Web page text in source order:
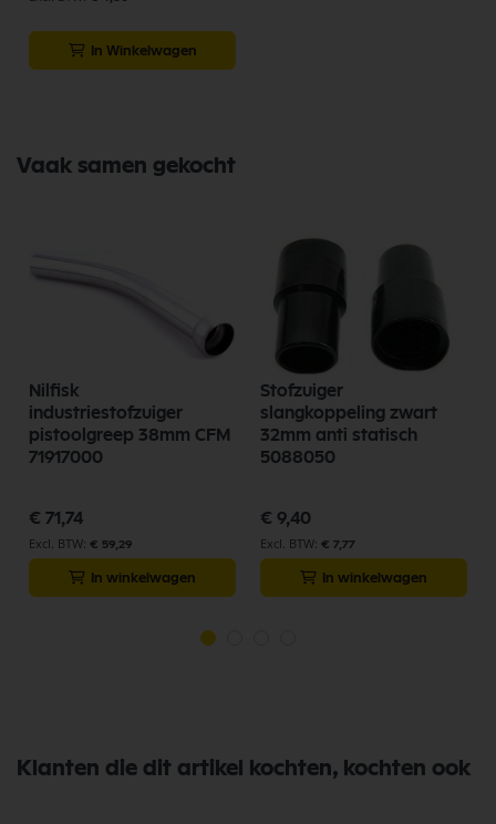
In Winkelwagen
Vaak samen gekocht
Nilfisk
industriestofzuiger
pistoolgreep 38mm CFM
71917000
€ 71,74
€ 59,29
In winkelwagen
Stofzuiger
slangkoppeling zwart
32mm anti statisch
5088050
€ 9,40
€ 7,77
In winkelwagen
Klanten die dit artikel kochten, kochten ook